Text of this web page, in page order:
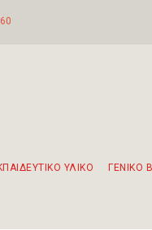
ΥΛΙΚΟ ΓΕΝΙΚΟ